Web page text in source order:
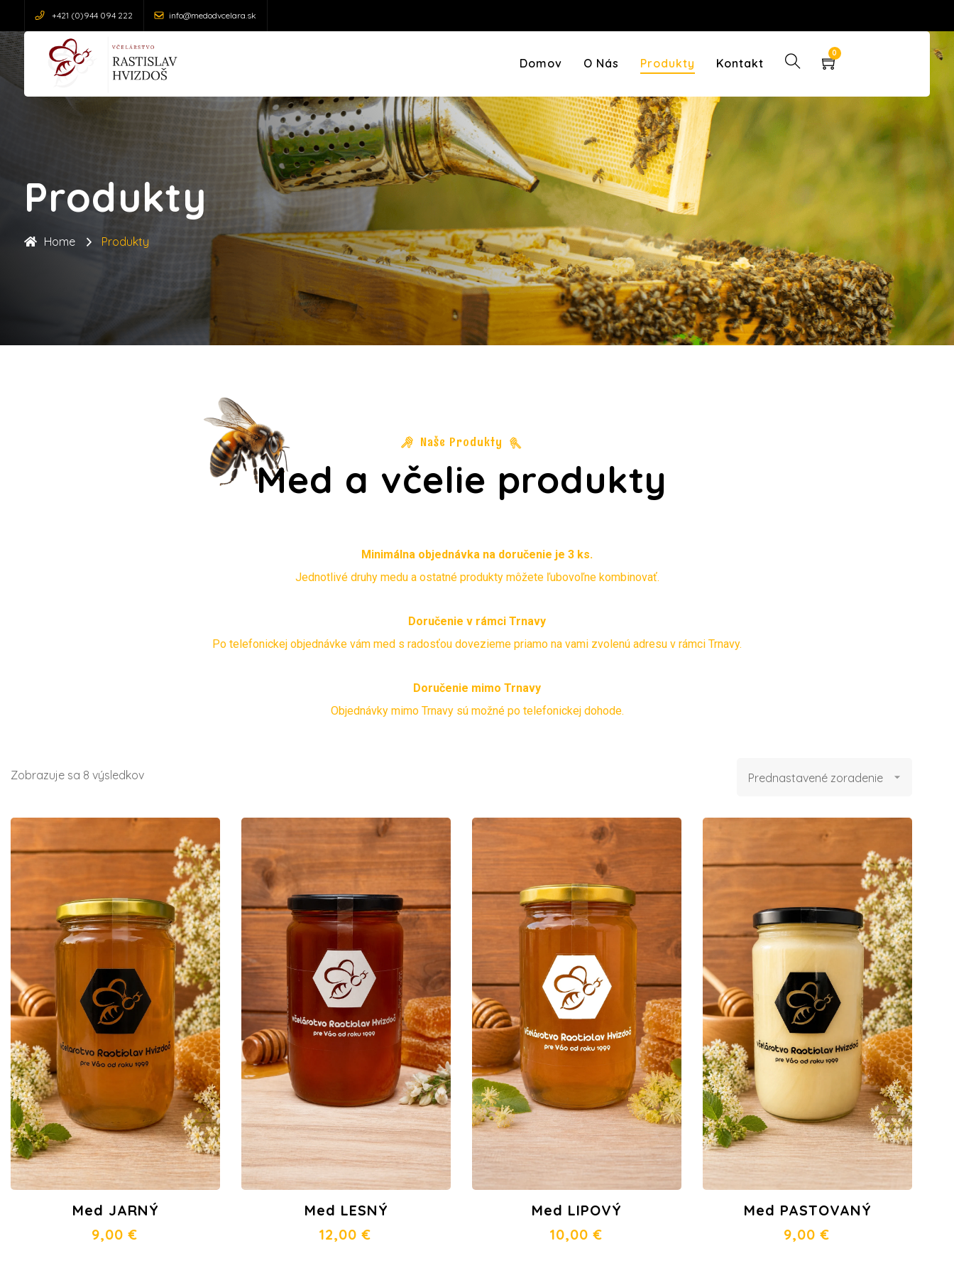
+421 (0)944 094 222 info@medodvcelara.sk
Domov O Nás Produkty Kontakt
0
Produkty
Home Produkty
Naše Produkty
Med a včelie produkty
Minimálna objednávka na doručenie je 3 ks.
Jednotlivé druhy medu a ostatné produkty môžete ľubovoľne kombinovať.
Doručenie v rámci Trnavy
Po telefonickej objednávke vám med s radosťou dovezieme priamo na vami zvolenú adresu v rámci Trnavy.
Doručenie mimo Trnavy
Objednávky mimo Trnavy sú možné po telefonickej dohode.
Zobrazuje sa 8 výsledkov
Med JARNÝ
9,00€
Med LESNÝ
12,00€
Med LIPOVÝ
10,00€
Med PASTOVANÝ
9,00€